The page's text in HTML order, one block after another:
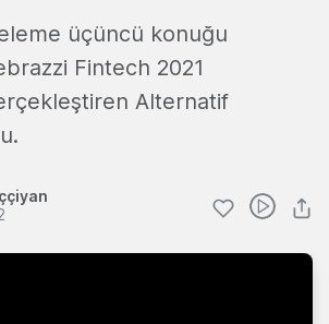
üçüncü konuğu
Fintech 2021
Alternatif